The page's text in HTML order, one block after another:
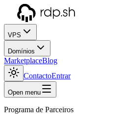
VPS
Domínios
MarketplaceBlog
ContactoEntrar
Open menu
Programa de Parceiros